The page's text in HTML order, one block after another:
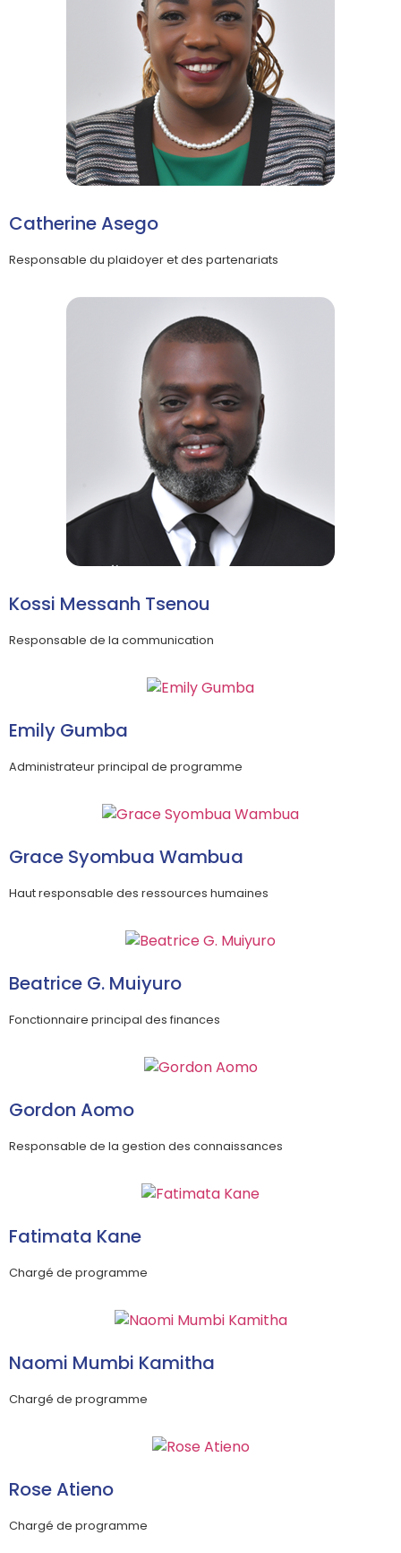
Catherine Asego
Responsable du plaidoyer et des partenariats
Kossi Messanh Tsenou
Responsable de la communication
Emily Gumba
Administrateur principal de programme
Grace Syombua Wambua
Haut responsable des ressources humaines
Beatrice G. Muiyuro
Fonctionnaire principal des finances
Gordon Aomo
Responsable de la gestion des connaissances
Fatimata Kane
Chargé de programme
Naomi Mumbi Kamitha
Chargé de programme
Rose Atieno
Chargé de programme